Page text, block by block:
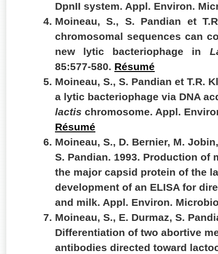
DpnII system. Appl. Environ.
Moineau, S., S. Pandian et
chromosomal sequences can
new lytic bacteriophage in
85:577-580. Résumé
Moineau, S., S. Pandian et T.R.
a lytic bacteriophage via DNA
lactis chromosome. Appl.
Résumé
Moineau, S., D. Bernier, M.
S. Pandian. 1993. Production
the major capsid protein of the
development of an ELISA for
and milk. Appl. Environ.
Moineau, S., E. Durmaz, S.
Differentiation of two abortive
antibodies directed toward